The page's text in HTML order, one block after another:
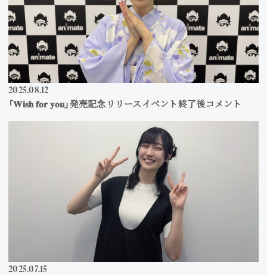
2025 08 12
「𝐖𝐢𝐬𝐡 𝐟𝐨𝐫 𝐲𝐨𝐮」発売記念リリースイベント終了後コメント
2025 07 15